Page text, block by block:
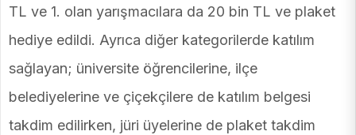
TL ve 1. olan yarışmacılara da 20 bin TL ve plaket
hediye edildi. Ayrıca diğer kategorilerde katılım
sağlayan; üniversite öğrencilerine, ilçe
belediyelerine ve çiçekçilere de katılım belgesi
takdim edilirken, jüri üyelerine de plaket takdim